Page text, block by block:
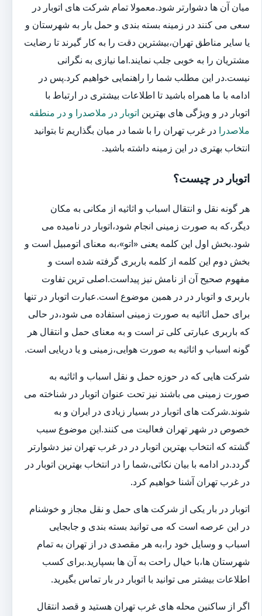
میان آن ها دشوارتر شود.معمولا تمام شرکت های اتوبار در
سعی می کنند در زمینه بسته بندی و حمل بار به شهرستان و
یا سایر مناطق تهران،بیشترین دقت را به کار گیرند تا رضایت
مشتریان را به خوبی جلب نمایند.اما نیازی به نگرانی
نیست.در این مطلب شما را راهنمایی خواهیم کرد.پس در
ادامه با ما همراه باشید تا اطلاعات بیشتری در ارتباط با
اتوبار در و ویژگی های بهترین اتوبار در ملاصدرا و در منطقه
ملاصدرا در غرب تهران را با شما در میان بگذاریم تا بتوانید
انتخاب بهتری در این زمینه داشته باشید.
اتوبار در چیست؟
هر گونه نقل و انتقال اسباب و اثاثیه از مکانی به مکان
دیگر،که به صورت زمینی انجام شود،اتوبار در نامیده می
شود.بخش اول این کلمه یعنی «اتو»،به معنای اتومبیل است و
بخش دوم این کلمه از کلمه باربری گرفته شده است و
مفهوم صحیح آن از نامش نیز پیداست.اصلی ترین تفاوت
باربری و اتوبار در در همین موضوع است.عبارت اتوبار در تنها
برای حمل اثاثیه به صورت زمینی استفاده می شود،در حالی
که باربری عبارتی کلی تر است و به معنای حمل و انتقال هر
گونه اسباب و اثاثیه به صورت هوایی،زمینی و یا دریایی است.
شرکت هایی که در حوزه حمل و نقل اسباب و اثاثیه به
صورت زمینی می باشند نیز تحت عنوان اتوبار در شناخته می
شوند.شرکت های اتوبار در بسیار زیادی در ایران و به
خصوص در شهر تهران فعالیت می کنند.این موضوع سبب
گشته که انتخاب بهترین اتوبار در در غرب تهران نیز دشوارتر
گردد.در ادامه با بیان نکاتی،شما را در انتخاب بهترین اتوبار در
در غرب تهران آشنا خواهیم کرد.
اتوبار در بار یکی از شرکت های حمل و نقل مجاز و خوشنام
در این عرصه است که می توانید بسته بندی و جابجایی
اسباب و وسایل خود را،به هر مقصدی در از تهران به تمام
شهرستان ها،با خیال راحت به آن ها بسپارید.برای کسب
اطلاعات بیشتر می توانید با اتوبار در بار تماس بگیرید.
اگر از ساکنین محله های غرب تهران هستید و قصد انتقال